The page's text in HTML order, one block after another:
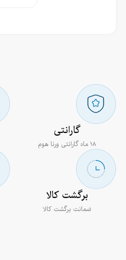
گارانتی
۱۸ ماه گارانتی ورنا هوم
برگشت کالا
ضمانت برگشت کالا